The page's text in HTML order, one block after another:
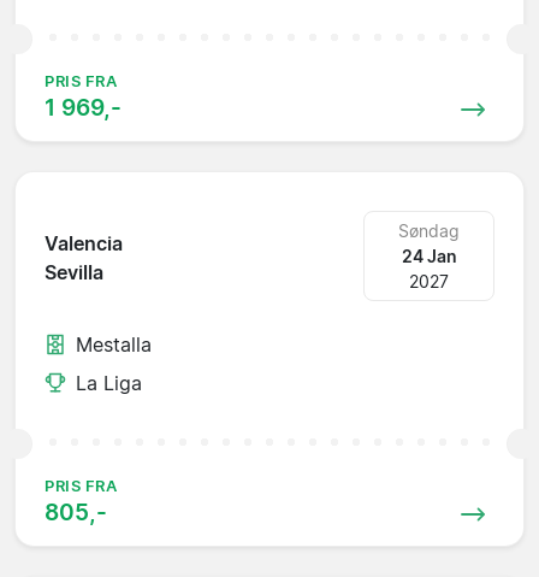
PRIS FRA
1 969,-
Valencia
Sevilla
Søndag
24 Jan
2027
Mestalla
La Liga
PRIS FRA
805,-